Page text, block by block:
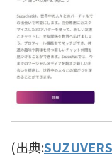
(出典: